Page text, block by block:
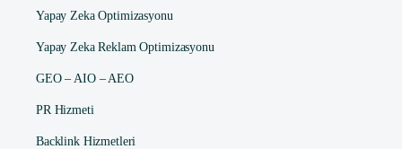
Yapay Zeka Optimizasyonu
Yapay Zeka Reklam Optimizasyonu
GEO – AIO – AEO
PR Hizmeti
Backlink Hizmetleri